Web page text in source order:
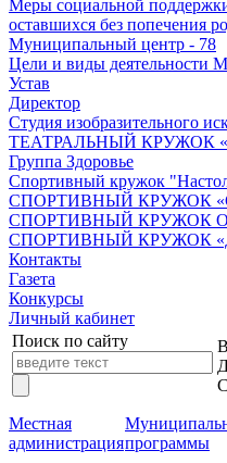
Меры социальной
оставшихся без попечения
Муниципальный центр - 78
Цели и виды
Устав
Директор
Студия изобразительного
ТЕАТРАЛЬНЫЙ КРУЖОК
Группа Здоровье
Спортивный кружок
СПОРТИВНЫЙ КРУЖОК
СПОРТИВНЫЙ КРУЖОК
СПОРТИВНЫЙ КРУЖОК
Контакты
Газета
Конкурсы
Личный кабинет
Поиск по сайту
Местная
администрацияпрограммы